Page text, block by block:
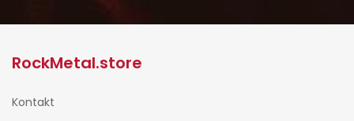
RockMetal.store
Kontakt